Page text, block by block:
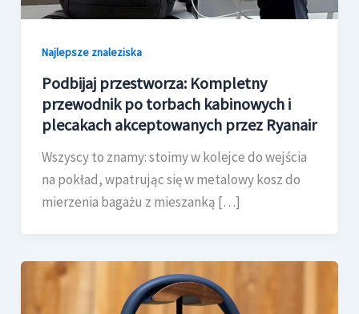
Najlepsze znaleziska
Podbijaj przestworza: Kompletny
przewodnik po torbach kabinowych i
plecakach akceptowanych przez Ryanair
Wszyscy to znamy: stoimy w kolejce do wejścia
na pokład, wpatrując się w metalowy kosz do
mierzenia bagażu z mieszanką […]